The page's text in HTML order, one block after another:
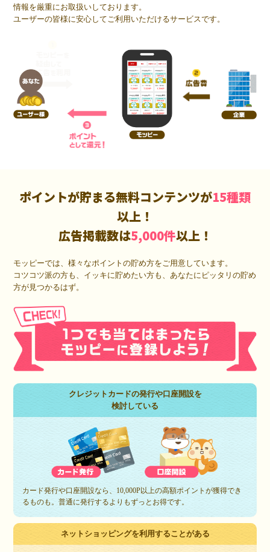
情報を厳重にお取扱いしております。
ユーザーの皆様に安心してご利用いただけるサービスです。
ポイントが貯まる無料コンテンツが15種類
以上！
広告掲載数は5,000件以上！
モッピーでは、様々なポイントの貯め方をご用意しています。
コツコツ派の方も、イッキに貯めたい方も、あなたにピッタリの貯め
方が見つかるはず。
クレジットカードの発行や口座開設を
検討している
カード発行や口座開設なら、10,000P以上の高額ポイントが獲得でき
るものも。普通に発行するよりもずっとお得です。
ネットショッピングを利用することがある